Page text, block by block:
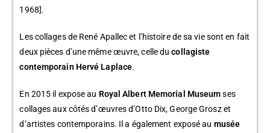
1968].
Les collages de René Apallec et l’histoire de sa vie sont en fait
deux pièces d’une même œuvre, celle ducollagiste
contemporain Hervé Laplace.
En 2015 il expose au Royal Albert Memorial Museumses
collages aux côtés d’œuvres d’Otto Dix, George Grosz et
d’artistes contemporains. Il a également exposé au musée